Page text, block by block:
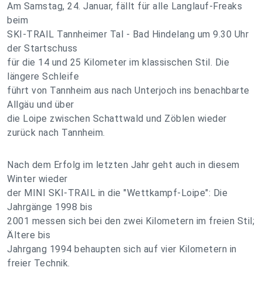
Am Samstag, 24. Januar, fällt für alle Langlauf-Freaks
beim
SKI-TRAIL Tannheimer Tal - Bad Hindelang um 9.30 Uhr
der Startschuss
für die 14 und 25 Kilometer im klassischen Stil. Die
längere Schleife
führt von Tannheim aus nach Unterjoch ins benachbarte
Allgäu und über
die Loipe zwischen Schattwald und Zöblen wieder
zurück nach Tannheim.
Nach dem Erfolg im letzten Jahr geht auch in diesem
Winter wieder
der MINI SKI-TRAIL in die "Wettkampf-Loipe": Die
Jahrgänge 1998 bis
2001 messen sich bei den zwei Kilometern im freien Stil;
Ältere bis
Jahrgang 1994 behaupten sich auf vier Kilometern in
freier Technik.